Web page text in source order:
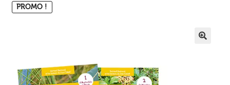
le
menu
PROMO !